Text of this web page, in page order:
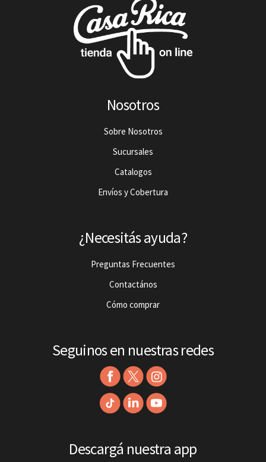
Nosotros
Sobre Nosotros
Sucursales
Catalogos
Envíos y Cobertura
¿Necesitás ayuda?
Preguntas Frecuentes
Contactános
Cómo comprar
Seguinos en nuestras redes
Descargá nuestra app